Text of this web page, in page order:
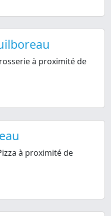
à proximité de
à proximité de